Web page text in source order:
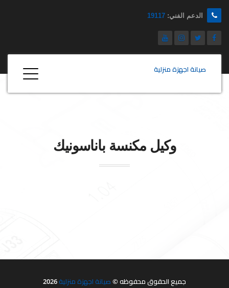
الدعم الفني: 19117
صيانة اجهزة منزلية
وكيل مكنسةباناسونيك
جميع الحقوق محفوظه © صيانة اجهزة منزلية